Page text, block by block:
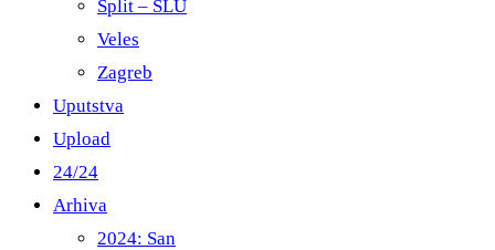
Split – ŠLU
Veles
Zagreb
Uputstva
Upload
24/24
Arhiva
2024: San